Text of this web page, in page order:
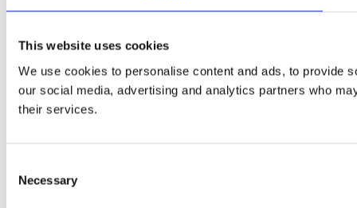
This website uses cookies
We use cookies to personalise content and ads, to provide
our social media, advertising and analytics partners who
their services.
Selection
Necessary